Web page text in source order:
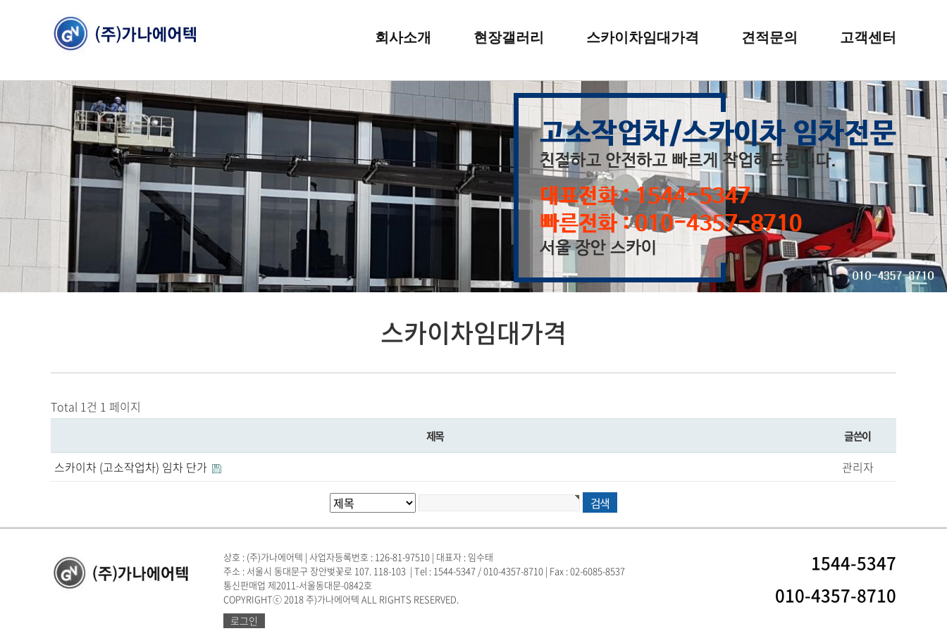
회사소개 현장갤러리 스카이차임대가격 견적문의 고객센터
스카이차임대가격
Total 1건 1 페이지
제목 글쓴이
스카이차 (고소작업차) 임차 단가 관리자
상호 : (주)가나에어텍 | 사업자등록번호 : 126-81-97510 | 대표자 : 임수태
주소 : 서울시 동대문구 장안벚꽃로 107. 118-103 | Tel : 1544-5347 / 010-4357-8710 | Fax : 02-6085-8537
통신판매업 제2011-서울동대문-0842호
COPYRIGHTⓒ 2018 주)가나에어텍 ALL RIGHTS RESERVED.
로그인
1544-5347
010-4357-8710